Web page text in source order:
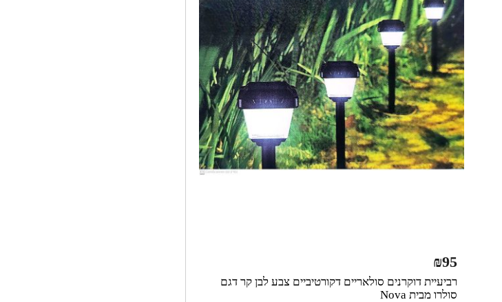
רביעיית דוקרנים סולאריים דקורטיביים צבע לבן קר דגם
סולרו מבית Nova
₪95